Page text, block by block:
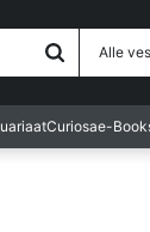
Alle
Curiosae-